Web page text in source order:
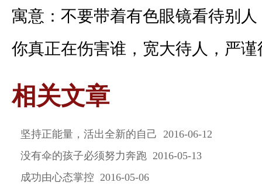
寓意：不要带着有色眼镜看待别
你真正在伤害谁，宽大待人，严谨
相关文章
坚持正能量，活出全新的自己 2016-06-12
没有伞的孩子必须努力奔跑 2016-05-13
成功由心态掌控 2016-05-06